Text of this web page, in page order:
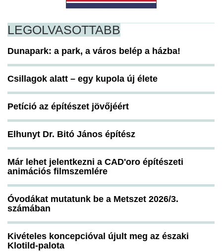
LEGOLVASOTTABB
Dunapark: a park, a város belép a házba!
Csillagok alatt – egy kupola új élete
Petíció az építészet jövőjéért
Elhunyt Dr. Bitó János építész
Már lehet jelentkezni a CAD'oro építészeti
animációs filmszemlére
Óvodákat mutatunk be a Metszet 2026/3.
számában
Kivételes koncepcióval újult meg az északi
Klotild-palota